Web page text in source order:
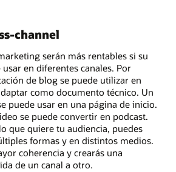
channel
serán más rentables si su
en diferentes canales. Por
de blog se puede utilizar en
como documento técnico. Un
puede usar en una página de inicio.
se puede convertir en podcast.
que quiere tu audiencia, puedes
formas y en distintos medios.
coherencia y crearás una
de un canal a otro.